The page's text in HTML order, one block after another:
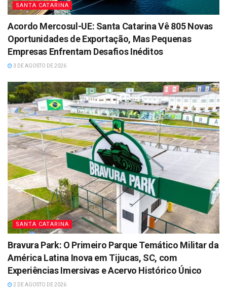
SANTA CATARINA
Acordo Mercosul-UE: Santa Catarina Vê 805 Novas
Oportunidades de Exportação, Mas Pequenas
Empresas Enfrentam Desafios Inéditos
3 DE AGOSTO DE 2026
SANTA CATARINA
Bravura Park: O Primeiro Parque Temático Militar da
América Latina Inova em Tijucas, SC, com
Experiências Imersivas e Acervo Histórico Único
2 DE AGOSTO DE 2026